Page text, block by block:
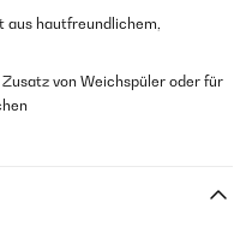
aus hautfreundlichem,
von Weichspüler oder für